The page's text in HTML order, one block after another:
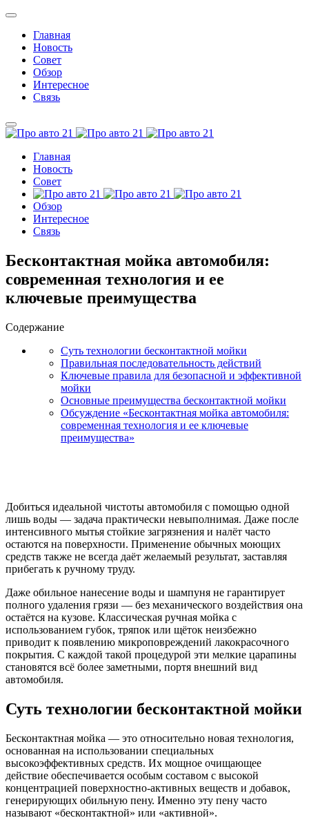
Главная
Новость
Совет
Обзор
Интересное
Связь
Главная
Новость
Совет
Обзор
Интересное
Связь
Бесконтактная мойка автомобиля:
современная технология и ее
ключевые преимущества
Содержание
Суть технологии бесконтактной мойки
Правильная последовательность действий
Ключевые правила для безопасной и эффективной
мойки
Основные преимущества бесконтактной мойки
Обсуждение «Бесконтактная мойка автомобиля:
современная технология и ее ключевые
преимущества»
Добиться идеальной чистоты автомобиля с помощью одной
лишь воды — задача практически невыполнимая. Даже после
интенсивного мытья стойкие загрязнения и налёт часто
остаются на поверхности. Применение обычных моющих
средств также не всегда даёт желаемый результат, заставляя
прибегать к ручному труду.
Даже обильное нанесение воды и шампуня не гарантирует
полного удаления грязи — без механического воздействия она
остаётся на кузове. Классическая ручная мойка с
использованием губок, тряпок или щёток неизбежно
приводит к появлению микроповреждений лакокрасочного
покрытия. С каждой такой процедурой эти мелкие царапины
становятся всё более заметными, портя внешний вид
автомобиля.
Суть технологии бесконтактной мойки
Бесконтактная мойка — это относительно новая технология,
основанная на использовании специальных
высокоэффективных средств. Их мощное очищающее
действие обеспечивается особым составом с высокой
концентрацией поверхностно-активных веществ и добавок,
генерирующих обильную пену. Именно эту пену часто
называют «бесконтактной» или «активной».